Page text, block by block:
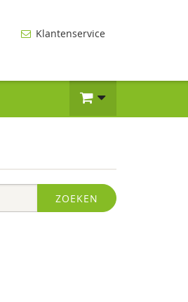
Klantenservice
ZOEKEN